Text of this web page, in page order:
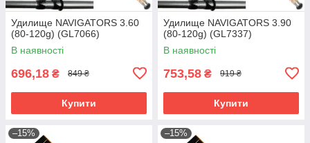
Удилище NAVIGATORS 3.60
(80-120g) (GL7066)
В наявності
696,18 ₴ 849 ₴
Купити
Удилище NAVIGATORS 3.90
(80-120g) (GL7337)
В наявності
753,58 ₴ 919 ₴
Купити
–15% –15%